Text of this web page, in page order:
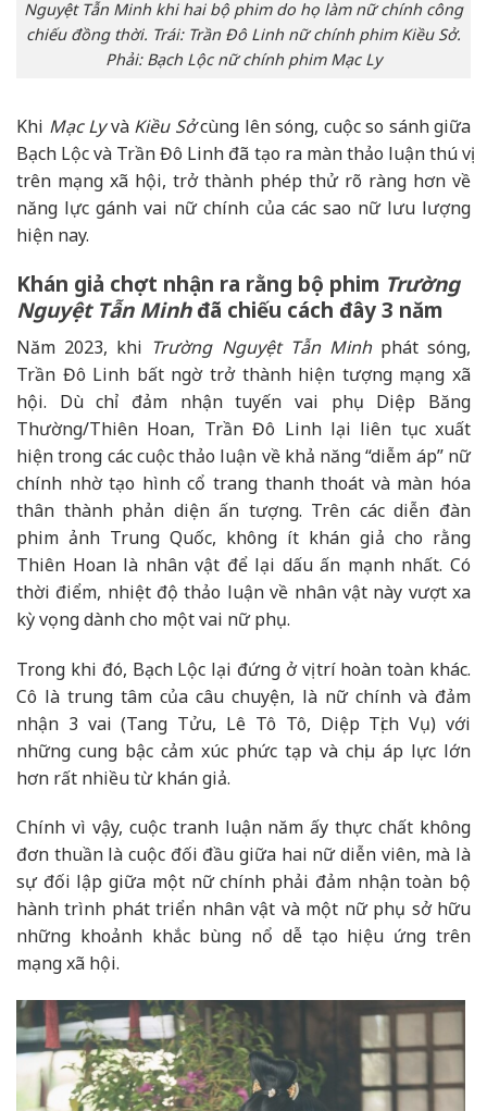
Nguyệt Tẫn Minh khi hai bộ phim do họ làm nữ chính công
chiếu đồng thời. Trái: Trần Đô Linh nữ chính phim Kiều Sở.
Phải: Bạch Lộc nữ chính phim Mạc Ly
Khi Mạc Lyvà Kiều Sởcùng lên sóng, cuộc so sánh giữa
Bạch Lộc và Trần Đô Linh đã tạo ra màn thảo luận thú vị
trên mạng xã hội, trở thành phép thử rõ ràng hơn về
năng lực gánh vai nữ chính của các sao nữ lưu lượng
hiện nay.
Khán giả chợt nhận ra rằng bộ phim Trường
Nguyệt Tẫn Minhđã chiếu cách đây 3 năm
Năm 2023, khi Trường Nguyệt Tẫn Minhphát sóng,
Trần Đô Linh bất ngờ trở thành hiện tượng mạng xã
hội. Dù chỉ đảm nhận tuyến vai phụ Diệp Băng
Thường/Thiên Hoan, Trần Đô Linh lại liên tục xuất
hiện trong các cuộc thảo luận về khả năng “diễm áp” nữ
chính nhờ tạo hình cổ trang thanh thoát và màn hóa
thân thành phản diện ấn tượng. Trên các diễn đàn
phim ảnh Trung Quốc, không ít khán giả cho rằng
Thiên Hoan là nhân vật để lại dấu ấn mạnh nhất. Có
thời điểm, nhiệt độ thảo luận về nhân vật này vượt xa
kỳ vọng dành cho một vai nữ phụ.
Trong khi đó, Bạch Lộc lại đứng ở vị trí hoàn toàn khác.
Cô là trung tâm của câu chuyện, là nữ chính và đảm
nhận 3 vai (Tang Tửu, Lê Tô Tô, Diệp Tịch Vụ) với
những cung bậc cảm xúc phức tạp và chịu áp lực lớn
hơn rất nhiều từ khán giả.
Chính vì vậy, cuộc tranh luận năm ấy thực chất không
đơn thuần là cuộc đối đầu giữa hai nữ diễn viên, mà là
sự đối lập giữa một nữ chính phải đảm nhận toàn bộ
hành trình phát triển nhân vật và một nữ phụ sở hữu
những khoảnh khắc bùng nổ dễ tạo hiệu ứng trên
mạng xã hội.